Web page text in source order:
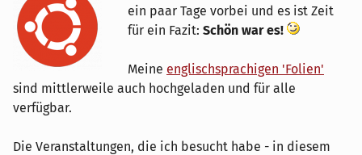
ein paar Tage vorbei und es ist Zeit
für ein Fazit: Schön war es!
Meine englischsprachigen 'Folien'
sind mittlerweile auch hochgeladen und für alle
verfügbar.
Die Veranstaltungen, die ich besucht habe - in diesem